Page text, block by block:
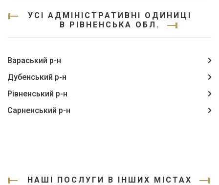
УСІ АДМІНІСТРАТИВНІ ОДИНИЦІ
В РІВНЕНСЬКА ОБЛ.
Вараський р-н
Дубенський р-н
Рівненський р-н
Сарненський р-н
НАШІ ПОСЛУГИ В ІНШИХ МІСТАХ